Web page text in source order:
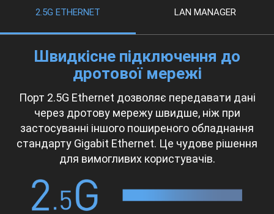
2.5G ETHERNET LAN MANAGER
Швидкісне підключення до
дротової мережі
Порт 2.5G Ethernet дозволяє передавати дані
через дротову мережу швидше, ніж при
застосуванні іншого поширеного обладнання
стандарту Gigabit Ethernet. Це чудове рішення
для вимогливих користувачів.